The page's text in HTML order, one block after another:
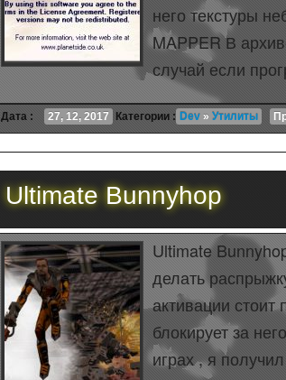
него текстуры
MAPPER В
случай если
Дата : 27, 12, 2017 Категории : Dev » Утилиты
Ultimate Bunnyhop
Ultimate
делать
активации стоит
блокирует за
играх , я